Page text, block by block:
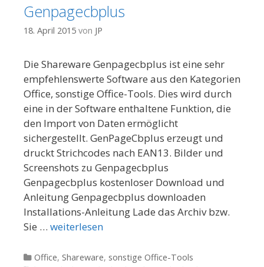
Genpagecbplus
18. April 2015 von JP
Die Shareware Genpagecbplus ist eine sehr
empfehlenswerte Software aus den Kategorien
Office, sonstige Office-Tools. Dies wird durch
eine in der Software enthaltene Funktion, die
den Import von Daten ermöglicht
sichergestellt. GenPageCbplus erzeugt und
druckt Strichcodes nach EAN13. Bilder und
Screenshots zu Genpagecbplus
Genpagecbplus kostenloser Download und
Anleitung Genpagecbplus downloaden
Installations-Anleitung Lade das Archiv bzw.
Sie … weiterlesen
Kategorien
Office, Shareware, sonstige Office-Tools